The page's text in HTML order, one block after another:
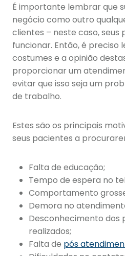
É importante lembrar que
negócio como outro
clientes – neste caso, seus
funcionar. Então, é preciso
costumes e a opinião
proporcionar um
evitar que isso seja um
de trabalho.
Estes são os principais
seus pacientes a
Falta de educação;
Tempo de espera no
Comportamento
Demora no
Desconhecimento dos
realizados;
Falta de pós